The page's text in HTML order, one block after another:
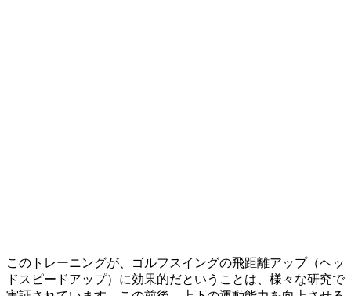
このトレーニングが、ゴルフスイングの飛距離アップ（ヘッ
ドスピードアップ）に効果的だということは、様々な研究で